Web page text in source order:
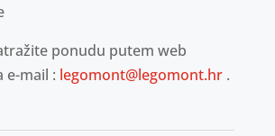
ponudu putem web
e-mail : legomont@legomont.hr.